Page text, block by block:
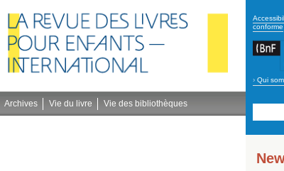
conforme
› Qui
Archives Vie du livre Vie des bibliothèques